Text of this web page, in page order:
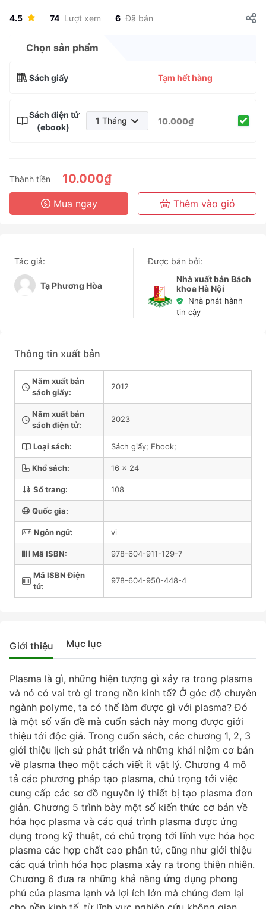
4.5 74 Lượt xem 6 Đã bán
Chọn sản phẩm
Sách giấy Tạm hết hàng
Sách điện tử
(ebook)
1 Tháng
6 Tháng
3 Năm
10.000₫
Thành tiền 10.000₫
Mua ngay Thêm vào giỏ
Tác giả:
Tạ Phương Hòa
Được bán bởi:
Nhà xuất bản Bách
khoa Hà Nội
Nhà phát hành
tin cậy
Thông tin xuất bản
Năm xuất bản
sách giấy:
2012
Năm xuất bản
sách điện tử:
2023
Loại sách: Sách giấy; Ebook;
Khổ sách: 16 x 24
Số trang: 108
Quốc gia:
Ngôn ngữ: vi
Mã ISBN: 978-604-911-129-7
Mã ISBN Điện
tử:
978-604-950-448-4
Giới thiệu Mục lục
Plasma là gì, những hiện tượng gì xảy ra trong plasma
và nó có vai trò gì trong nền kinh tế? Ở góc độ chuyên
ngành polyme, ta có thể làm được gì với plasma? Đó
là một số vấn đề mà cuốn sách này mong được giới
thiệu tới độc giả. Trong cuốn sách, các chương 1, 2, 3
giới thiệu lịch sử phát triển và những khái niệm cơ bản
về plasma theo một cách viết ít vật lý. Chương 4 mô
tả các phương pháp tạo plasma, chú trọng tới việc
cung cấp các sơ đồ nguyên lý thiết bị tạo plasma đơn
giản. Chương 5 trình bày một số kiến thức cơ bản về
hóa học plasma và các quá trình plasma được ứng
dụng trong kỹ thuật, có chú trọng tới lĩnh vực hóa học
plasma các hợp chất cao phân tử, cũng như giới thiệu
các quá trình hóa học plasma xảy ra trong thiên nhiên.
Chương 6 đưa ra những khả năng ứng dụng phong
phú của plasma lạnh và lợi ích lớn mà chúng đem lại